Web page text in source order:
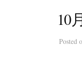
10
Posted